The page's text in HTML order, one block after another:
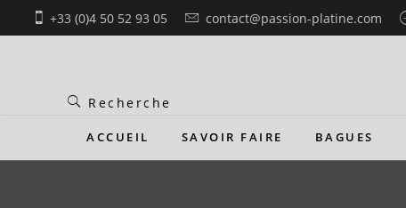
+33 (0)4 50 52 93 05 contact@passion-platine.com
ACCUEIL SAVOIR FAIRE BAGUES